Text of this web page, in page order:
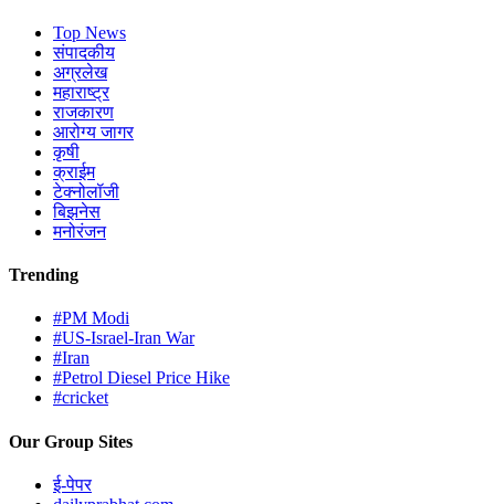
Top News
संपादकीय
अग्रलेख
महाराष्ट्र
राजकारण
आरोग्य जागर
कृषी
क्राईम
टेक्नोलॉजी
बिझनेस
मनोरंजन
Trending
#PM Modi
#US-Israel-Iran War
#Iran
#Petrol Diesel Price Hike
#cricket
Our Group Sites
ई-पेपर